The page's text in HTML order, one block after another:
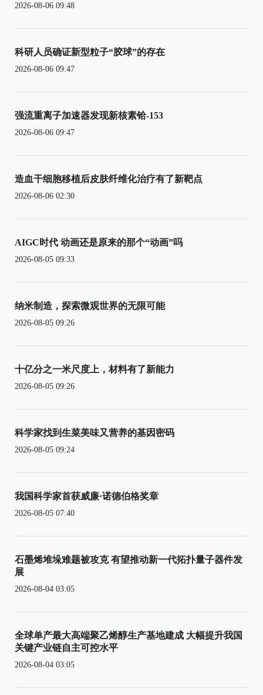
2026-08-06 09:48
科研人员确证新型粒子“胶球”的存在
2026-08-06 09:47
强流重离子加速器发现新核素铪-153
2026-08-06 09:47
造血干细胞移植后皮肤纤维化治疗有了新靶点
2026-08-06 02:30
AIGC时代 动画还是原来的那个“动画”吗
2026-08-05 09:33
纳米制造，探索微观世界的无限可能
2026-08-05 09:26
十亿分之一米尺度上，材料有了新能力
2026-08-05 09:26
科学家找到生菜美味又营养的基因密码
2026-08-05 09:24
我国科学家首获威廉·诺德伯格奖章
2026-08-05 07:40
石墨烯堆垛难题被攻克 有望推动新一代拓扑量子器件发
展
2026-08-04 03:05
全球单产最大高端聚乙烯醇生产基地建成 大幅提升我国
关键产业链自主可控水平
2026-08-04 03:05